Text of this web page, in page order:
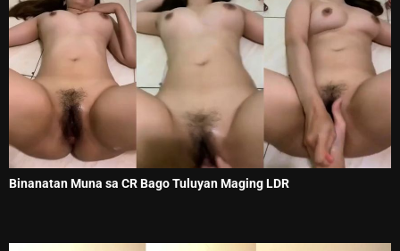
Binanatan Muna sa CR Bago Tuluyan Maging LDR